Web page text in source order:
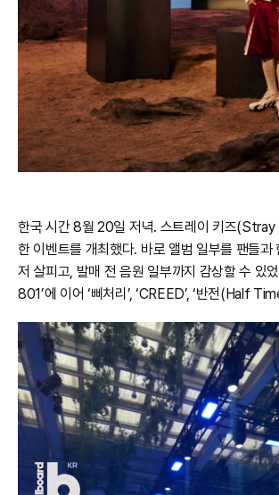
한국 시간 8월 20일 저녁. 스트레이 키즈
한 이벤트를 개최했다. 바로 앨범 일부를 팬들
저 살피고, 발매 전 음원 일부까지 감상할 수 있
801’에 이어 ‘삐처리’, ‘CREED’, ‘반전(Half